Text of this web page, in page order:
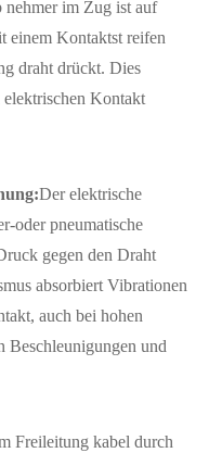
nehmer im Zug ist auf
einem Kontaktst reifen
draht drückt. Dies
Kontakt
Der elektrische
oder pneumatische
gegen den Draht
absorbiert Vibrationen
auch bei hohen
Beschleunigungen und
Freileitung kabel durch